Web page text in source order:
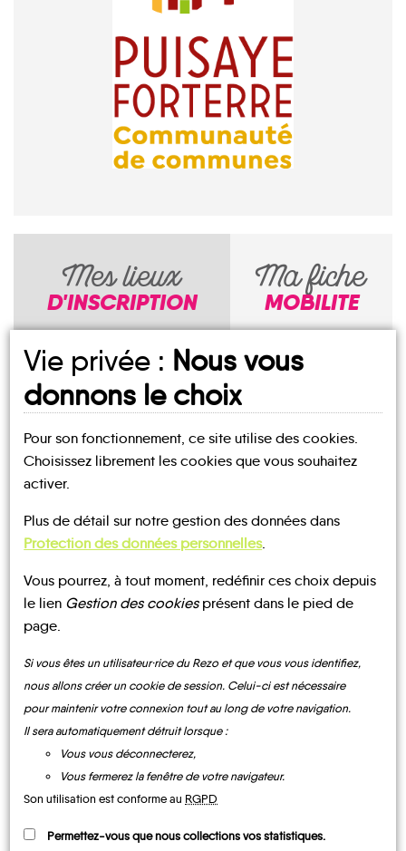
Mes lieux
D'INSCRIPTION
COMMUNAUTÉ
DE COMMUNES
DE PUISAYE-
MAIRIE DE
MOULINS-SUR-
NOTRE PAGE
D'INSCRIPTION
Ma fiche
MOBILITE
Ouanne
UN AVIS, UN TÉMOIGNAGE
À PARTAGER ?
CONTACTEZ-NOUS !
Vie privée : Nous vous
donnons le choix
Pour son fonctionnement, ce site utilise des cookies.
Choisissez librement les cookies que vous souhaitez
activer.
Plus de détail sur notre gestion des données dans
Protection des données personnelles.
Vous pourrez, à tout moment, redéfinir ces choix depuis
le lien Gestion des cookiesprésent dans le pied de
page.
Si vous êtes un utilisateur·rice du Rezo et que vous vous identifiez,
nous allons créer un cookie de session. Celui-ci est nécessaire
pour maintenir votre connexion tout au long de votre navigation.
Il sera automatiquement détruit lorsque :
Vous vous déconnecterez,
Vous fermerez la fenêtre de votre navigateur.
Son utilisation est conforme au RGPD
Permettez-vous que nous collections vos statistiques.